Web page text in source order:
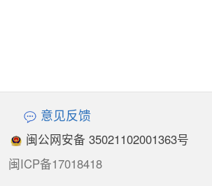
意见反馈
闽公网安备 35021102001363号
闽ICP备17018418